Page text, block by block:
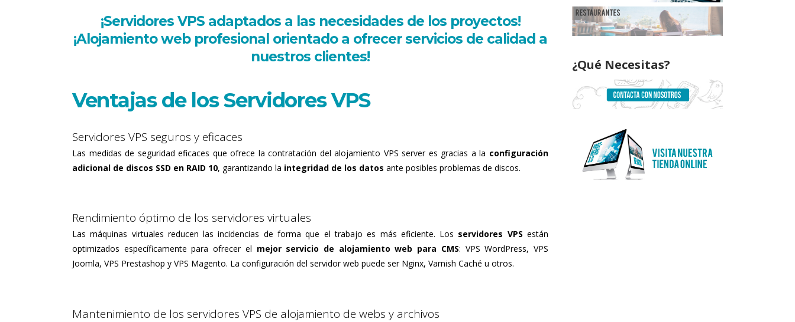
¡Servidores VPS adaptados a las necesidades de los proyectos!
¡Alojamiento web profesional orientado a ofrecer servicios de calidad a
nuestros clientes!
Ventajas de los Servidores VPS
Servidores VPS seguros y eficaces
Las medidas de seguridad eficaces que ofrece la contratación del alojamiento VPS server es gracias a la configuración
adicional de discos SSD en RAID 10, garantizando la integridad de los datos ante posibles problemas de discos.
Rendimiento óptimo de los servidores virtuales
Las máquinas virtuales reducen las incidencias de forma que el trabajo es más eficiente. Los servidores VPS están
optimizados específicamente para ofrecer el mejor servicio de alojamiento web para CMS: VPS WordPress, VPS
Joomla, VPS Prestashop y VPS Magento. La configuración del servidor web puede ser Nginx, Varnish Caché u otros.
Mantenimiento de los servidores VPS de alojamiento de webs y archivos
¿Qué Necesitas?